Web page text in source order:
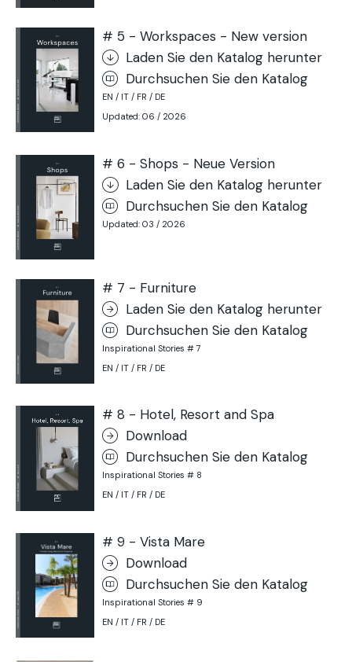
# 5 - Workspaces - New version
Laden Sie den Katalog herunter
Durchsuchen Sie den Katalog
EN / IT / FR / DE
Updated: 06 / 2026
# 6 - Shops - Neue Version
Laden Sie den Katalog herunter
Durchsuchen Sie den Katalog
Updated: 03 / 2026
# 7 - Furniture
Laden Sie den Katalog herunter
Durchsuchen Sie den Katalog
Inspirational Stories # 7
EN / IT / FR / DE
# 8 - Hotel, Resort and Spa
Download
Durchsuchen Sie den Katalog
Inspirational Stories # 8
EN / IT / FR / DE
# 9 - Vista Mare
Download
Durchsuchen Sie den Katalog
Inspirational Stories # 9
EN / IT / FR / DE